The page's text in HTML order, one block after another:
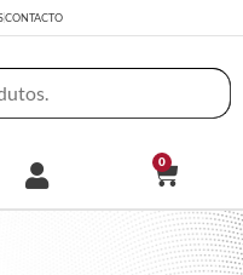
CONTACTO
0